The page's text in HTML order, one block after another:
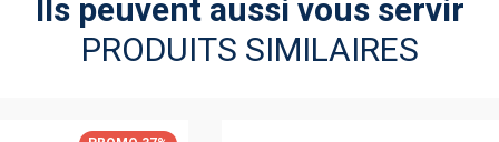
Ils peuvent aussi vous servir
PRODUITS SIMILAIRES